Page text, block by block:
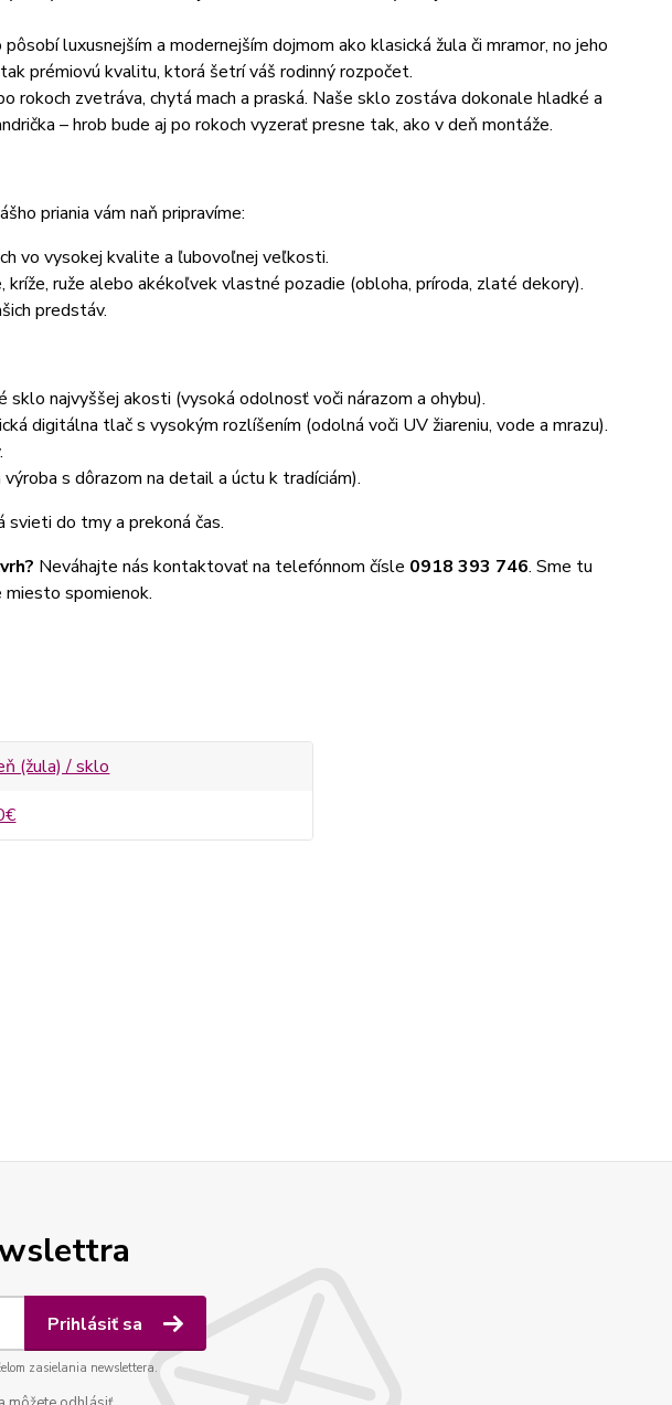
luxusnejším a modernejším dojmom ako klasická žula či mramor, no jeho
prémiovú kvalitu, ktorá šetrí váš rodinný rozpočet.
rokoch zvetráva, chytá mach a praská. Naše sklo zostáva dokonale hladké a
– hrob bude aj po rokoch vyzerať presne tak, ako v deň montáže.
priania vám naň pripravíme:
vo vysokej kvalite a ľubovoľnej veľkosti.
kríže, ruže alebo akékoľvek vlastné pozadie (obloha, príroda, zlaté dekory).
predstáv.
najvyššej akosti (vysoká odolnosť voči nárazom a ohybu).
digitálna tlač s vysokým rozlíšením (odolná voči UV žiareniu, vode a mrazu).
s dôrazom na detail a úctu k tradíciám).
svieti do tmy a prekoná čas.
Neváhajte nás kontaktovať na telefónnom čísle 0918 393 746. Sme tu
spomienok.
(žula) / sklo
Prihlásiť sa
zasielania newslettera.